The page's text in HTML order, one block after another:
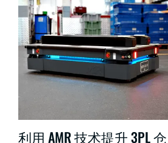
利用 AMR 技术提升 3PL